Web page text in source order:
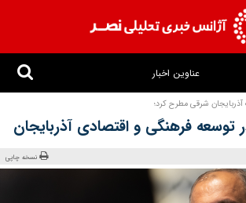
عناوین اخبار
شرقی مطرح کرد؛
فرهنگی و اقتصادی آذربایجان
نسخه چاپی